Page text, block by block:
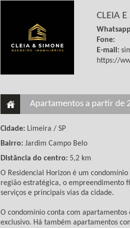
CLEIA
Fone:
E-mail:
https://
Apartamentos a partir de
Cidade: Limeira / SP
Bairro: Jardim Campo Belo
Distância do centro: 5,2 km
O Residencial Horizon é um
região estratégica, o empreendimento
serviços e principais vias da cidade.
O condomínio conta com
exclusivo. Há também apartamentos